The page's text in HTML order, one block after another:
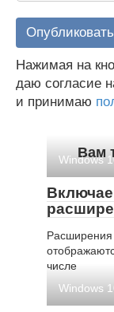
Нажимая на
даю согласие
и принимаю
Вам
Windows
числе
Windows